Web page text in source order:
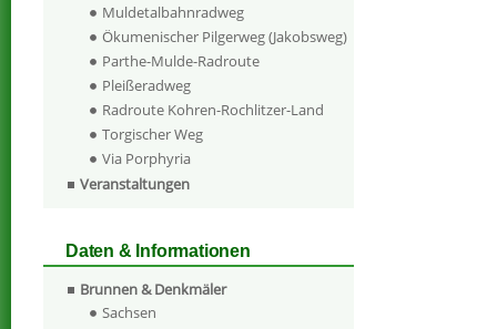
Muldetalbahnradweg
Ökumenischer Pilgerweg (Jakobsweg)
Parthe-Mulde-Radroute
Pleißeradweg
Radroute Kohren-Rochlitzer-Land
Torgischer Weg
Via Porphyria
Veranstaltungen
Daten & Informationen
Brunnen & Denkmäler
Sachsen